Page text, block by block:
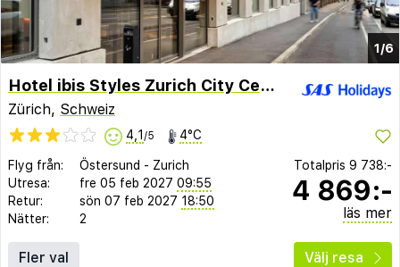
1/6
Hotel ibis Styles Zurich City Center
Zürich, Schweiz
4,1 /5 4°C
Flyg från: Östersund - Zurich
Utresa:
fre 05 feb 2027 09:55
Retur:
sön 07 feb 2027 18:50
Nätter:
2
Totalpris 9 738:-
4 869:-
läs mer
Fler val Välj resa